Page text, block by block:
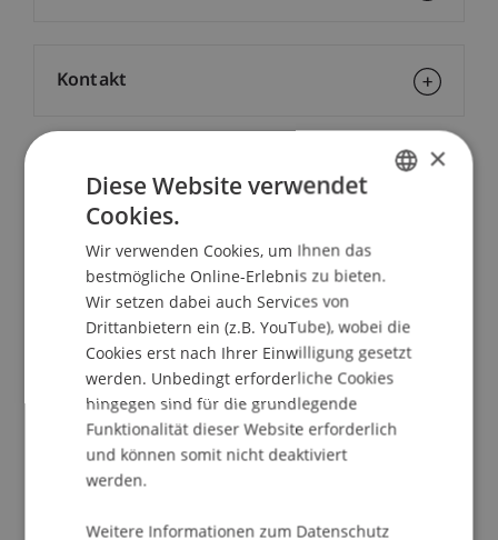
School/Professur:
Studienverwaltung Bachelorstudiengang
Prof. Johannes Stötter, Universität Innsbruck
Im Zusammenhang mit der
Kompaktprojektwoche an der Hochschule
Liechtenstein präsentiert Hans Stötter von der
Universität Innsbruck Möglichkeiten zum
nachhaltigen Umgang mit alpinen Naturgefahren.
Masse von den Bedrohungen bestimmt, die von
Kontakt
×
Diese Website verwendet
Cookies.
Wir verwenden Cookies, um Ihnen das
bestmögliche Online-Erlebnis zu bieten.
Wir setzen dabei auch Services von
Drittanbietern ein (z.B. YouTube), wobei die
Cookies erst nach Ihrer Einwilligung gesetzt
werden. Unbedingt erforderliche Cookies
hingegen sind für die grundlegende
Funktionalität dieser Website erforderlich
und können somit nicht deaktiviert
werden.
Weitere Informationen zum Datenschutz